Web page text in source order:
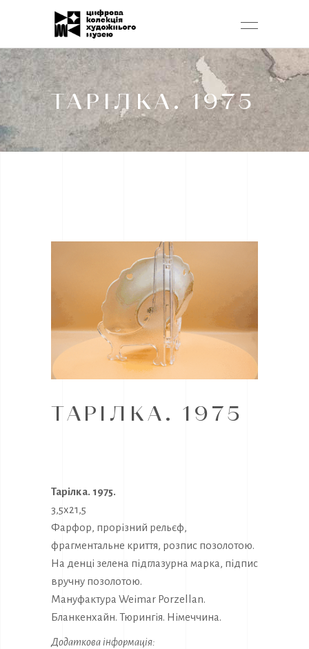
ТАРІЛКА. 1975
ТАРІЛКА. 1975
Тарілка. 1975.
3,5х21,5
Фарфор, прорізний рельєф,
фрагментальне криття, розпис позолотою.
На денці зелена підглазурна марка, підпис
вручну позолотою.
Мануфактура Weimar Porzellan.
Бланкенхайн. Тюрингія. Німеччина.
Додаткова інформація: